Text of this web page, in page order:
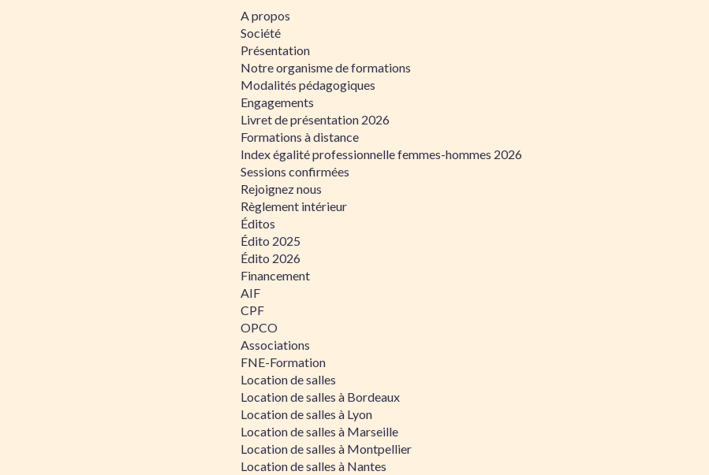
A propos
Société
Présentation
Notre organisme de formations
Modalités pédagogiques
Engagements
Livret de présentation 2026
Formations à distance
Index égalité professionnelle femmes-hommes 2026
Sessions confirmées
Rejoignez nous
Règlement intérieur
Éditos
Édito 2025
Édito 2026
Financement
AIF
CPF
OPCO
Associations
FNE-Formation
Location de salles
Location de salles à Bordeaux
Location de salles à Lyon
Location de salles à Marseille
Location de salles à Montpellier
Location de salles à Nantes